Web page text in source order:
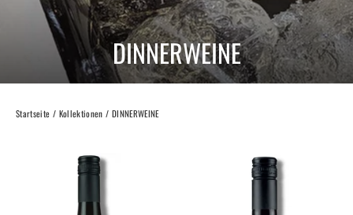
DINNERWEINE
Startseite / Kollektionen / DINNERWEINE